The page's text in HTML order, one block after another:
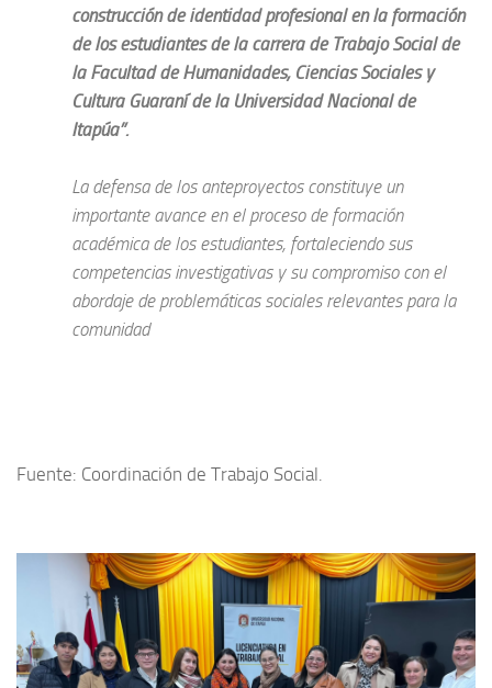
construcción de identidad profesional en la formación
de los estudiantes de la carrera de Trabajo Social de
la Facultad de Humanidades, Ciencias Sociales y
Cultura Guaraní de la Universidad Nacional de
Itapúa”.
La defensa de los anteproyectos constituye un
importante avance en el proceso de formación
académica de los estudiantes, fortaleciendo sus
competencias investigativas y su compromiso con el
abordaje de problemáticas sociales relevantes para la
comunidad
Fuente: Coordinación de Trabajo Social.